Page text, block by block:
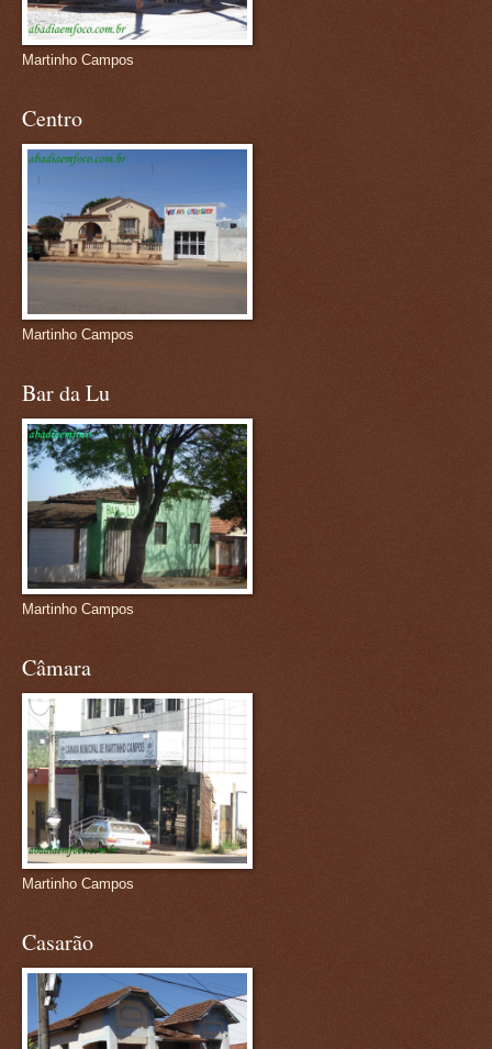
Martinho Campos
Centro
Martinho Campos
Bar da Lu
Martinho Campos
Câmara
Martinho Campos
Casarão